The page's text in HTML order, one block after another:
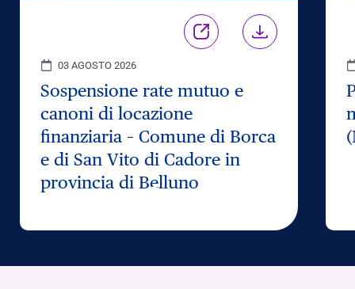
03 AGOSTO 2026
Sospensione rate mutuo e
canoni di locazione
finanziaria – Comune di Borca
e di San Vito di Cadore in
provincia di Belluno